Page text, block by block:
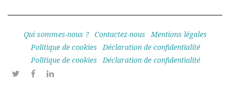
Qui sommes-nous ? Contactez-nous
Mentions légales
Politique de cookies
Déclaration de confidentialité
Politique de cookies
Déclaration de confidentialité